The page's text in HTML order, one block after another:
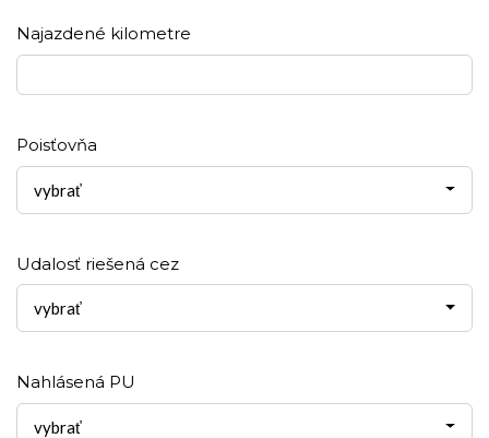
Najazdené kilometre
Poisťovňa
vybrať
Udalosť riešená cez
vybrať
Nahlásená PU
vybrať